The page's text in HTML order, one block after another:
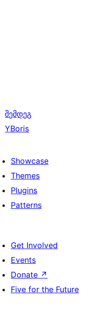
შემდეგ
YBoris
Showcase
Themes
Plugins
Patterns
Get Involved
Events
Donate ↗
Five for the Future